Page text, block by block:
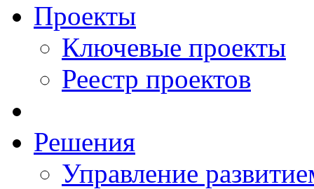
Проекты
Ключевые проекты
Реестр проектов
Решения
Управление